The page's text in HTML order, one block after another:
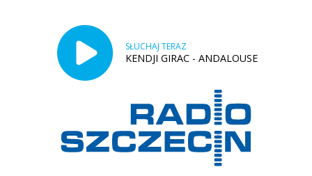
SŁUCHAJ TERAZ
KENDJI GIRAC - ANDALOUSE